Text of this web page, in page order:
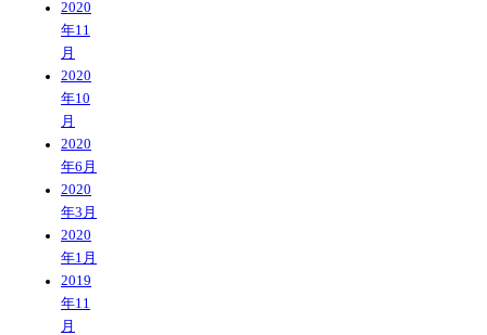
2020
年11
月
2020
年10
月
2020
年6月
2020
年3月
2020
年1月
2019
年11
月